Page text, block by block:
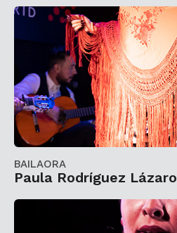
BAILAORA
Paula Rodríguez Lázaro